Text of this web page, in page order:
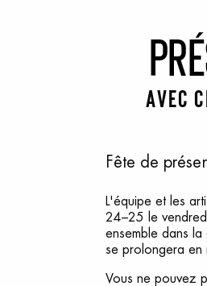
P
Avec
Fête de
L'équipe et les
24–25 le
ensemble dans
se prolongera en
Vous ne pouvez